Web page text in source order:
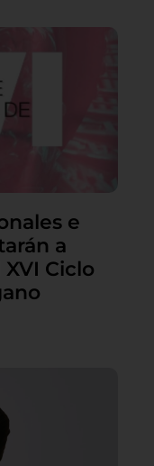
e
a
Ciclo